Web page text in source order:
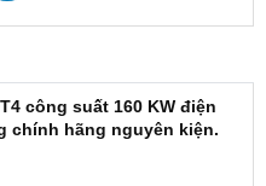
công suất 160 KW điện
chính hãng nguyên kiện.